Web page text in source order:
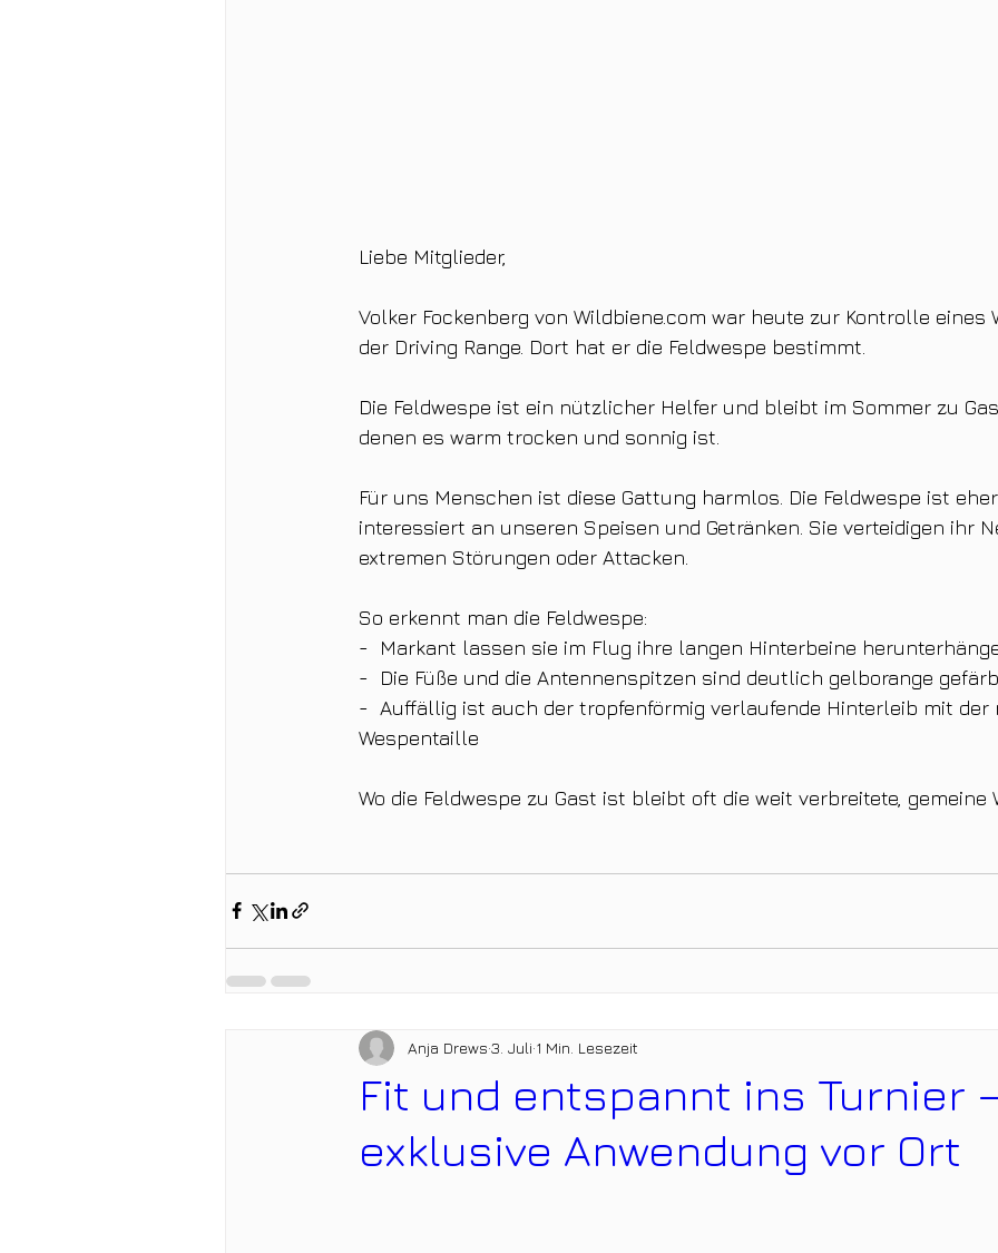
Liebe Mitglieder,
Volker Fockenberg von Wildbiene.com war heute zur Kontrolle eines
der Driving Range. Dort hat er die Feldwespe bestimmt.
Die Feldwespe ist ein nützlicher Helfer und bleibt im Sommer zu
denen es warm trocken und sonnig ist.
Für uns Menschen ist diese Gattung harmlos. Die Feldwespe ist
interessiert an unseren Speisen und Getränken. Sie verteidigen ihr
extremen Störungen oder Attacken.
So erkennt man die Feldwespe:
-  Markant lassen sie im Flug ihre langen Hinterbeine
-  Die Füße und die Antennenspitzen sind deutlich gelborange
-  Auffällig ist auch der tropfenförmig verlaufende Hinterleib mit
Wespentaille
Wo die Feldwespe zu Gast ist bleibt oft die weit verbreitete, gemeine
Fit und entspannt ins Turnier
exklusive Anwendung vor Ort
Anja Drews 3. Juli 1 Min. Lesezeit